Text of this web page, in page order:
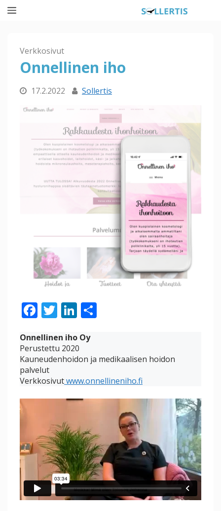
Siirry
sisältöön
Valikko
Verkkosivut
Onnellinen iho
17.2.2022 Sollertis
F
e
b
o
o
k
T
itt
er
Li
k
e
n
e
Onnellinen iho Oy
Perustettu 2020
Kauneudenhoidon ja medikaalisen hoidon
palvelut
Verkkosivutwww.onnellineniho.fi